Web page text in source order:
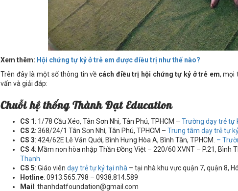
Xem thêm: Hội chứng tự kỷ ở trẻ em được điều trị như thế nào?
Trên đây là một số thông tin về cách điều trị hội chứng tự kỷ ở trẻ em, mọi
vấn và giải đáp:
Chuỗi hệ thống Thành Đạt Education
CS 1 : 1/78 Cầu Xéo, Tân Sơn Nhì, Tân Phú, TPHCM – Trường dạy trẻ tự
CS 2: 368/24/1 Tân Sơn Nhì, Tân Phú, TPHCM – Trung tâm dạy trẻ tự
CS 3: 424/62E Lê Văn Quới, Bình Hưng Hòa A, Bình Tân, TPHCM. –
CS 4: Mầm non hòa nhập Thần Đồng Việt – 220/60 XVNT – P.21, Bình
Thạnh
CS 5: Giáo viên dạy trẻ tự kỷ tại nhà – tại nhà khu vực quận 7, quận 8,
Hotline: 0913.565.798 – 0938.814.589
Mail : thanhdatfoundation@gmail.com